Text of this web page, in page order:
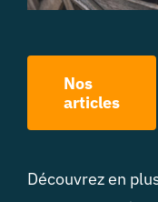
Nos
articles
Découvrez en